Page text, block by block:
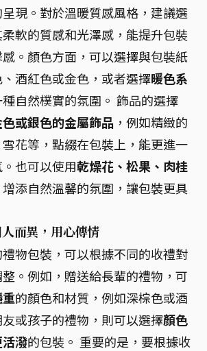
現。對於溫暖質感風格，建議選
柔軟的質感和光澤感，能提升包裝
。顏色方面，可以選擇與包裝紙
酒紅色或金色，或者選擇暖色系
種自然樸實的氛圍。 飾品的選擇
或銀色的金屬飾品 ，例如精緻的
花等，點綴在包裝上，能更進一
也可以使用乾燥花、松果、肉桂
添自然溫馨的氛圍，讓包裝更具
而異，用心傳情
物包裝，可以根據不同的收禮對
。例如，贈送給長輩的禮物，可
的顏色和材質，例如深棕色或酒
或孩子的禮物，則可以選擇顏色
潑的包裝。 重要的是，要根據收